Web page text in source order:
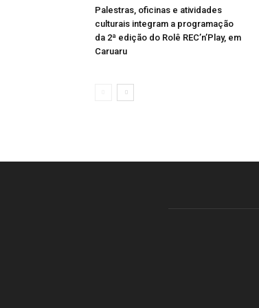
Palestras, oficinas e atividades
culturais integram a programação
da 2ª edição do Rolê REC’n’Play, em
Caruaru